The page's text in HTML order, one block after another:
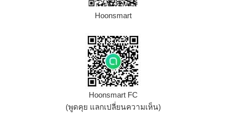
Hoonsmart
Hoonsmart FC
(พูดคุย แลกเปลี่ยนความเห็น)